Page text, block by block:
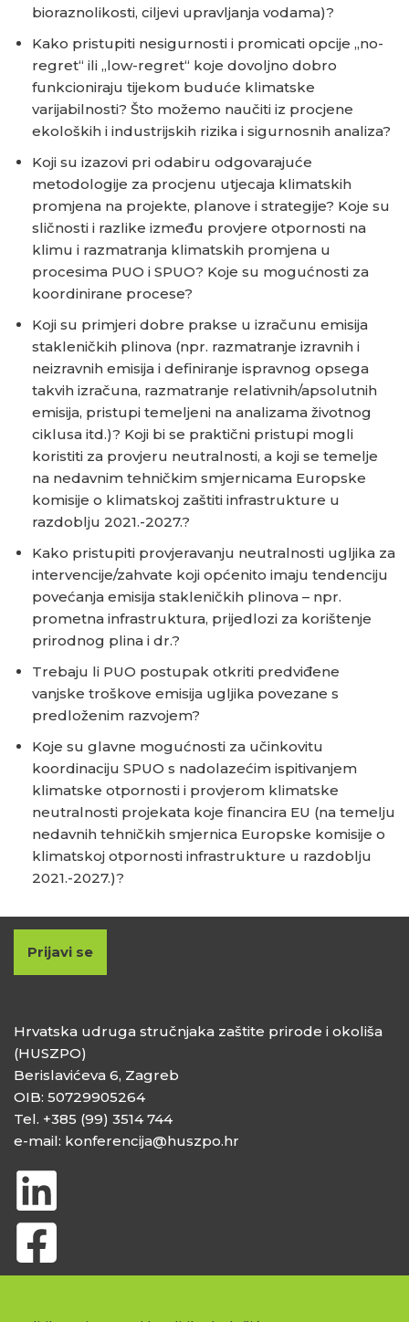
bioraznolikosti, ciljevi upravljanja vodama)?
Kako pristupiti nesigurnosti i promicati opcije „no-
regret“ ili „low-regret“ koje dovoljno dobro
funkcioniraju tijekom buduće klimatske
varijabilnosti? Što možemo naučiti iz procjene
ekoloških i industrijskih rizika i sigurnosnih analiza?
Koji su izazovi pri odabiru odgovarajuće
metodologije za procjenu utjecaja klimatskih
promjena na projekte, planove i strategije? Koje su
sličnosti i razlike između provjere otpornosti na
klimu i razmatranja klimatskih promjena u
procesima PUO i SPUO? Koje su mogućnosti za
koordinirane procese?
Koji su primjeri dobre prakse u izračunu emisija
stakleničkih plinova (npr. razmatranje izravnih i
neizravnih emisija i definiranje ispravnog opsega
takvih izračuna, razmatranje relativnih/apsolutnih
emisija, pristupi temeljeni na analizama životnog
ciklusa itd.)? Koji bi se praktični pristupi mogli
koristiti za provjeru neutralnosti, a koji se temelje
na nedavnim tehničkim smjernicama Europske
komisije o klimatskoj zaštiti infrastrukture u
razdoblju 2021.-2027.?
Kako pristupiti provjeravanju neutralnosti ugljika za
intervencije/zahvate koji općenito imaju tendenciju
povećanja emisija stakleničkih plinova – npr.
prometna infrastruktura, prijedlozi za korištenje
prirodnog plina i dr.?
Trebaju li PUO postupak otkriti predviđene
vanjske troškove emisija ugljika povezane s
predloženim razvojem?
Koje su glavne mogućnosti za učinkovitu
koordinaciju SPUO s nadolazećim ispitivanjem
klimatske otpornosti i provjerom klimatske
neutralnosti projekata koje financira EU (na temelju
nedavnih tehničkih smjernica Europske komisije o
klimatskoj otpornosti infrastrukture u razdoblju
2021.-2027.)?
Prijavi se
Hrvatska udruga stručnjaka zaštite prirode i okoliša
(HUSZPO)
Berislavićeva 6, Zagreb
OIB: 50729905264
Tel. +385 (99) 3514 744
e-mail: konferencija@huszpo.hr